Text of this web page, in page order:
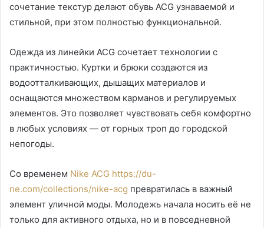
сочетание текстур делают обувь ACG узнаваемой и
стильной, при этом полностью функциональной.
Одежда из линейки ACG сочетает технологии с
практичностью. Куртки и брюки создаются из
водоотталкивающих, дышащих материалов и
оснащаются множеством карманов и регулируемых
элементов. Это позволяет чувствовать себя комфортно
в любых условиях — от горных троп до городской
непогоды.
Со временем Nike ACG https://du-
ne.com/collections/nike-acg превратилась в важный
элемент уличной моды. Молодежь начала носить её не
только для активного отдыха, но и в повседневной